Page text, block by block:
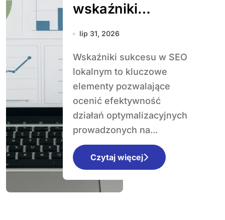
wskaźniki
sukcesu w SEO
lip 31, 2026
Wskaźniki sukcesu w SEO
lokalnym to kluczowe
elementy pozwalające
ocenić efektywność
działań optymalizacyjnych
prowadzonych na...
Czytaj więcej